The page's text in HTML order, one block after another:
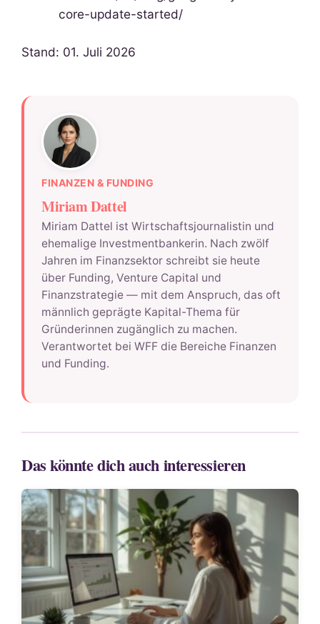
core-update-started/
Stand: 01. Juli 2026
FINANZEN & FUNDING
Miriam Dattel
Miriam Dattel ist Wirtschaftsjournalistin und
ehemalige Investmentbankerin. Nach zwölf
Jahren im Finanzsektor schreibt sie heute
über Funding, Venture Capital und
Finanzstrategie — mit dem Anspruch, das oft
männlich geprägte Kapital-Thema für
Gründerinnen zugänglich zu machen.
Verantwortet bei WFF die Bereiche Finanzen
und Funding.
Das könnte dich auch interessieren